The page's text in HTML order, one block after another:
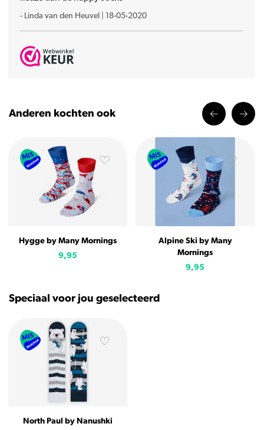
- Linda van den Heuvel 18-05-2020
Anderen kochten ook
Hygge by Many Mornings
9,95
Alpine Ski by Many
Mornings
9,95
Speciaal voor jou geselecteerd
North Paul by Nanushki